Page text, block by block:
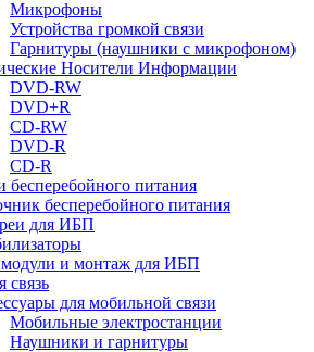
Микрофоны
Устройства громкой связи
Гарнитуры (наушники с микрофоном)
Носители Информации
DVD-RW
DVD+R
CD-RW
DVD-R
CD-R
бесперебойного питания
бесперебойного питания
для ИБП
и монтаж для ИБП
связь
для мобильной связи
Мобильные электростанции
Наушники и гарнитуры